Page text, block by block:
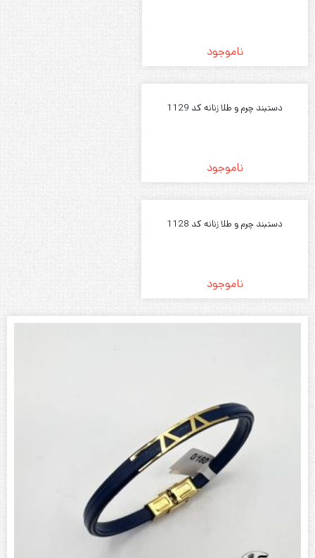
ناموجود
دستبند چرم و طلا زنانه کد 1129
ناموجود
دستبند چرم و طلا زنانه کد 1128
ناموجود